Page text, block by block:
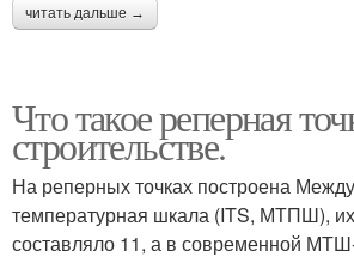
читать дальше →
Что такое реперная
строительстве.
На реперных точках построена
температурная шкала (ITS, МТПШ),
составляло 11, а в современной